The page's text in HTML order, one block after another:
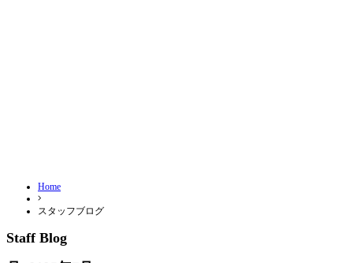
Home
スタッフブログ
Staff Blog